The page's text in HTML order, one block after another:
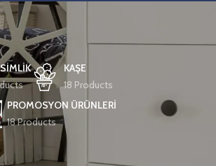
KAŞE
18 Products
PROMOSYON ÜRÜNLERİ
18 Products